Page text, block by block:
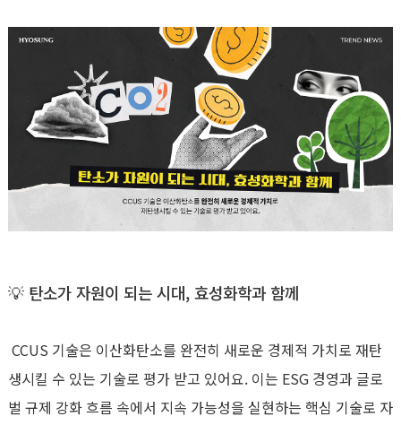
💡 탄소가 자원이 되는 시대,효성화학과 함께
CCUS 기술은 이산화탄소를 완전히 새로운 경제적 가치로 재탄
생시킬 수 있는 기술로 평가 받고 있어요. 이는 ESG 경영과 글로
벌 규제 강화 흐름 속에서 지속 가능성을 실현하는 핵심 기술로 자